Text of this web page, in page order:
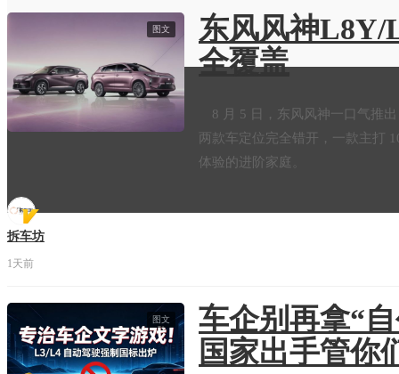
图文
东风风神L8Y/
全覆盖
8 月 5 日，东风风神一口气推
两款车定位完全错开，一款主打
体验的进阶家庭。
拆车坊
1天前
图文
车企别再拿“
国家出手管你